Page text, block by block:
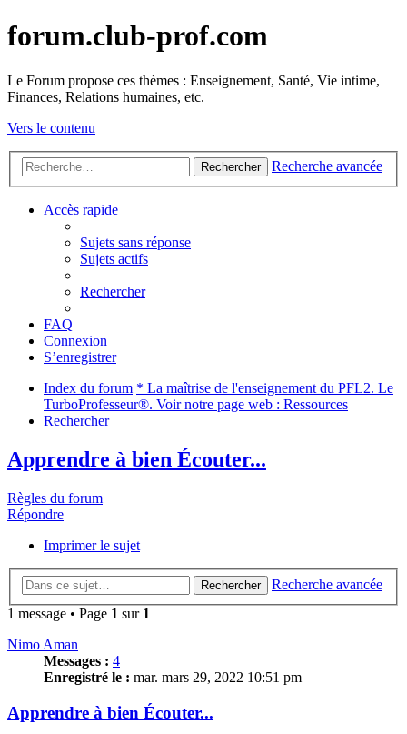
forum.club-prof.com
Le Forum propose ces thèmes : Enseignement, Santé, Vie intime,
Finances, Relations humaines, etc.
Vers le contenu
Rechercher Recherche avancée
Accès rapide
Sujets sans réponse
Sujets actifs
Rechercher
FAQ
Connexion
S’enregistrer
Index du forum * La maîtrise de l'enseignement du PFL2. Le
TurboProfesseur®. Voir notre page web : Ressources
Rechercher
Apprendre à bien Écouter...
Règles du forum
Répondre
Imprimer le sujet
Rechercher
Recherche avancée
1 message • Page 1 sur 1
Nimo Aman
Messages : 4
Enregistré le : mar. mars 29, 2022 10:51 pm
Apprendre à bien Écouter...